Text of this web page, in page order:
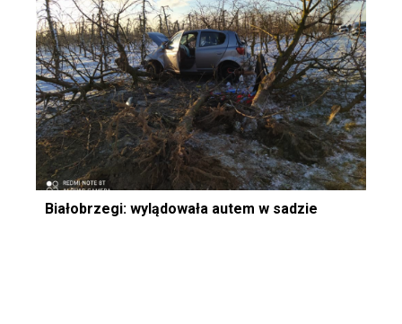
Białobrzegi: wylądowała autem w sadzie